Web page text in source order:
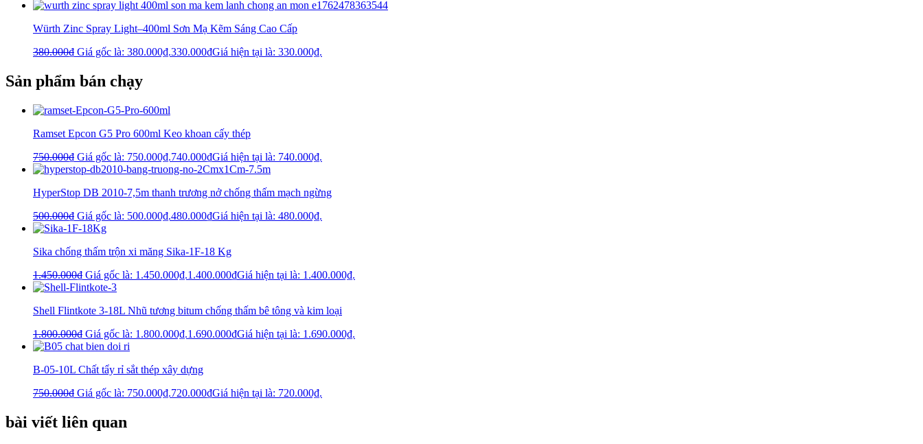
Würth Zinc Spray Light–400ml Sơn Mạ Kẽm Sáng Cao Cấp
380.000₫ Giá gốc là: 380.000₫.330.000₫Giá hiện tại là: 330.000₫.
Sản phẩm bán chạy
Ramset Epcon G5 Pro 600ml Keo khoan cấy thép
750.000₫ Giá gốc là: 750.000₫.740.000₫Giá hiện tại là: 740.000₫.
HyperStop DB 2010-7,5m thanh trương nở chống thấm mạch ngừng
500.000₫ Giá gốc là: 500.000₫.480.000₫Giá hiện tại là: 480.000₫.
Sika chống thấm trộn xi măng Sika-1F-18 Kg
1.450.000₫ Giá gốc là: 1.450.000₫.1.400.000₫Giá hiện tại là: 1.400.000₫.
Shell Flintkote 3-18L Nhũ tương bitum chống thấm bê tông và kim loại
1.800.000₫ Giá gốc là: 1.800.000₫.1.690.000₫Giá hiện tại là: 1.690.000₫.
B-05-10L Chất tẩy rỉ sắt thép xây dựng
750.000₫ Giá gốc là: 750.000₫.720.000₫Giá hiện tại là: 720.000₫.
bài viết liên quan